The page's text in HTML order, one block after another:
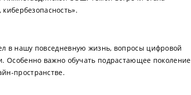
в нашу повседневную жизнь, вопросы цифровой
Особенно важно обучать подрастающее поколение
пространстве.